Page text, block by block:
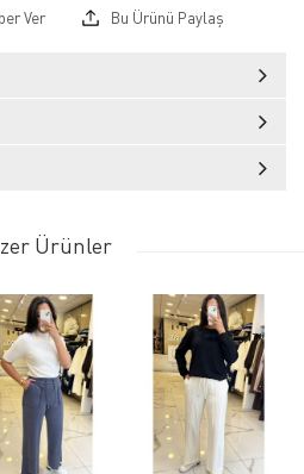
Ver Bu Ürünü Paylaş
Ürünler